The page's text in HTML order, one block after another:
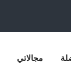
مجالاتي